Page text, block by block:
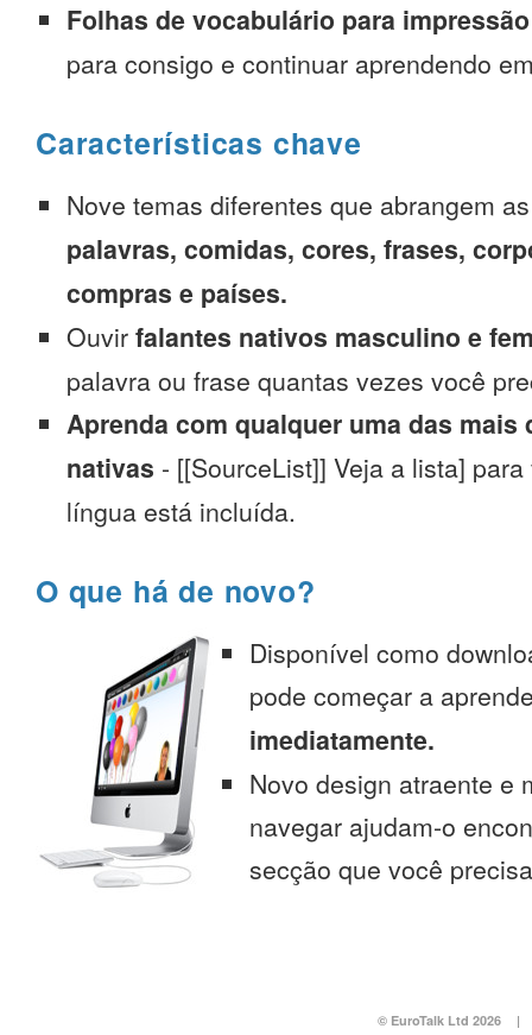
Folhas de vocabulário para impressão
para consigo e continuar aprendendo
Características chave
Nove temas diferentes que abrangem
palavras, comidas, cores, frases,
compras e países.
Ouvir falantes nativos masculino e
palavra ou frase quantas vezes você
Aprenda com qualquer uma das mais
nativas - [[SourceList]] Veja a lista]
língua está incluída.
O que há de novo?
Disponível como
pode começar a
imediatamente.
Novo design atraente e
navegar ajudam-o
secção que você
© EuroTalk Ltd 2026 |